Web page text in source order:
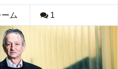
ム 1